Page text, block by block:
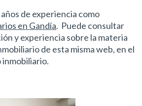
de experiencia como
en Gandía. Puede consultar
y experiencia sobre la materia
de esta misma web, en el
inmobiliario.